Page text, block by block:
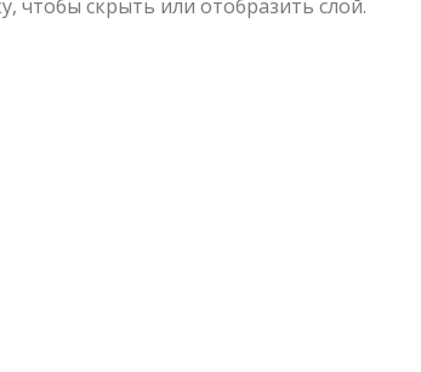
чтобы скрыть или отобразить слой.